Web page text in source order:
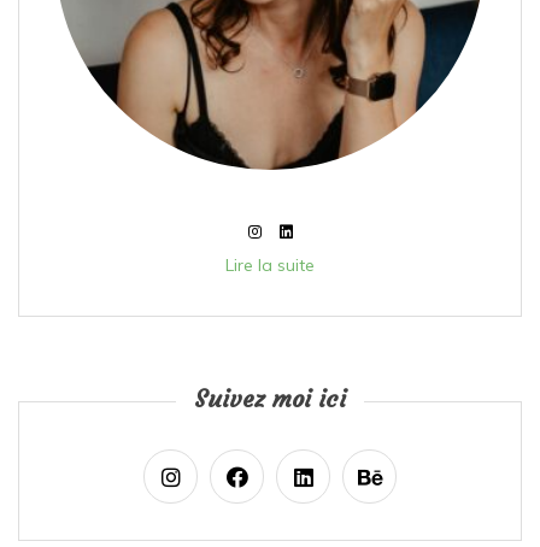
Lire la suite
Suivez moi ici